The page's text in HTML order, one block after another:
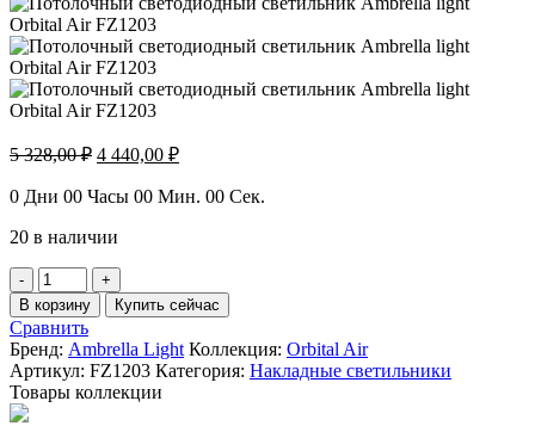
5 328,00₽ Первоначальная
составляла
328,00 ₽.
4 440,00 ₽Текущая
4
0 Дни 00 Часы 00 Мин. 00 Сек.
20 в наличии
Количество
товара
Потолочный
светодиодный
светильник
Ambrella
light
В корзину Купить сейчас
Сравнить
Бренд: Ambrella Light Коллекция: Orbital Air
Артикул: FZ1203 Категория: Накладные светильники
Товары коллекции